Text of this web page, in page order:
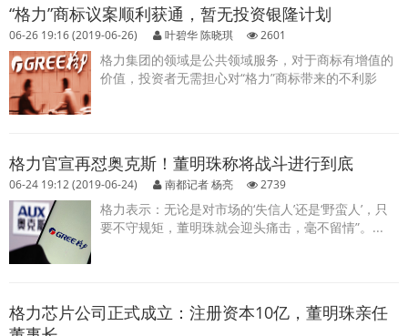
“格力”商标议案顺利获通，暂无投资银隆计划
06-26 19:16 (2019-06-26) 叶碧华 陈晓琪 2601
格力集团的领域是公共领域服务，对于商标有增值的
价值，投资者无需担心对“格力”商标带来的不利影
格力官宣再怼奥克斯！董明珠称将战斗进行到底
06-24 19:12 (2019-06-24) 南都记者 杨亮 2739
格力表示：无论是对市场的‘失信人’还是‘野蛮人’，只
要不守规矩，董明珠就会迎头痛击，毫不留情”。...
格力芯片公司正式成立：注册资本10亿，董明珠亲任